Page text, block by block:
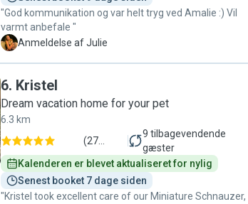
"God kommunikation og var helt tryg ved Amalie :) Vil
varmt anbefale "
J Anmeldelse af Julie
6. Kristel
Dream vacation home for your pet
6.3 km
(27
anmeldelser)
9 tilbagevendende
gæster
Kalenderen er blevet aktualiseret for nylig
Senest booket 7 dage siden
"Kristel took excellent care of our Miniature Schnauzer,